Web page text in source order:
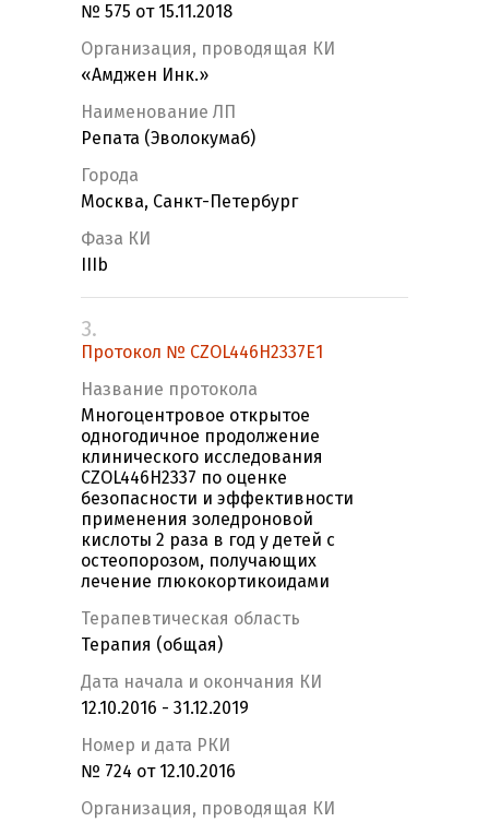
№ 575 от 15.11.2018
Организация, проводящая КИ
«Амджен Инк.»
Наименование ЛП
Репата (Эволокумаб)
Города
Москва, Санкт-Петербург
Фаза КИ
IIIb
3.
Протокол № CZOL446H2337E1
Название протокола
Многоцентровое открытое
одногодичное продолжение
клинического исследования
CZOL446H2337 по оценке
безопасности и эффективности
применения золедроновой
кислоты 2 раза в год у детей с
остеопорозом, получающих
лечение глюкокортикоидами
Терапевтическая область
Терапия (общая)
Дата начала и окончания КИ
12.10.2016 - 31.12.2019
Номер и дата РКИ
№ 724 от 12.10.2016
Организация, проводящая КИ